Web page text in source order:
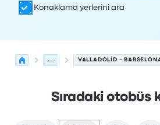
Konaklama yerlerini ara
...
Sıradaki otobüs